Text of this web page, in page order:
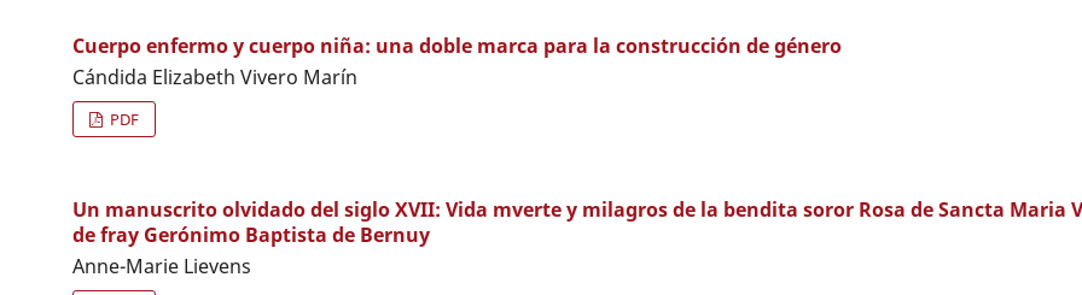
Cuerpo enfermo y cuerpo niña: una doble marca para la construcción de género
Cándida Elizabeth Vivero Marín
PDF
Un manuscrito olvidado del siglo XVII: Vida mverte y milagros de la bendita soror Rosa de Sancta Maria
de fray Gerónimo Baptista de Bernuy
Anne-Marie Lievens